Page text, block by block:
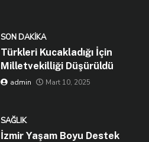
SON DAKIKA
Türkleri Kucakladığı İçin
Milletvekilliği Düşürüldü
admin Mart 10, 2025
SAĞLIK
İzmir Yaşam Boyu Destek